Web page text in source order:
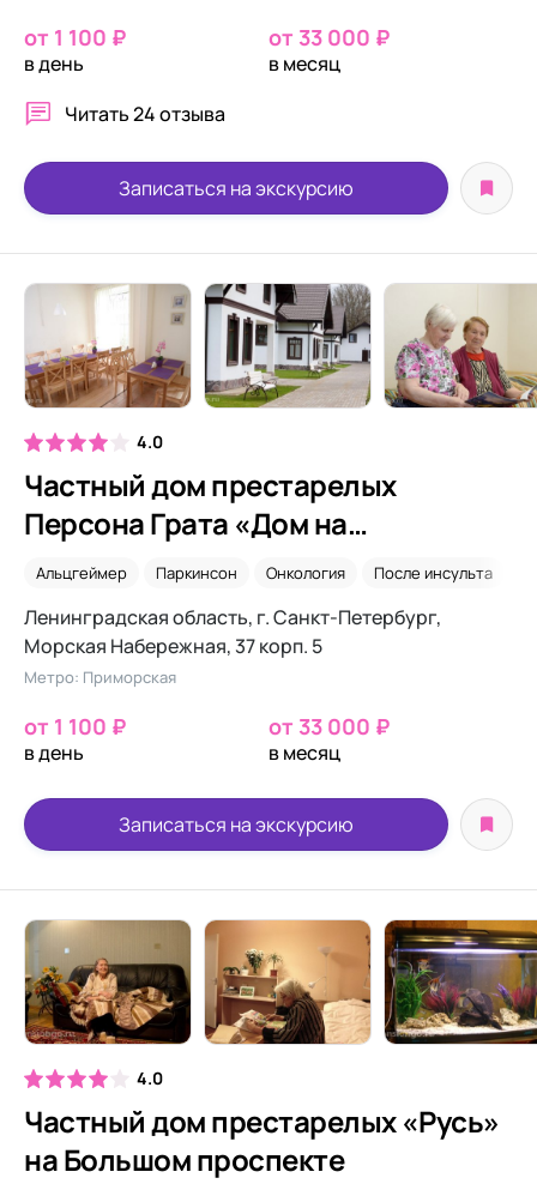
от 1 100 ₽
в день
от 33 000 ₽
в месяц
Читать24 отзыва
Записаться на экскурсию
4.0
Частный дом престарелых
Персона Грата «Дом на
Набережной»
Альцгеймер Паркинсон Онкология После инсульта
Ленинградская область, г. Санкт-Петербург,
Морская Набережная, 37 корп. 5
Метро: Приморская
от 1 100 ₽
в день
от 33 000 ₽
в месяц
Записаться на экскурсию
4.0
Частный дом престарелых «Русь»
на Большом проспекте